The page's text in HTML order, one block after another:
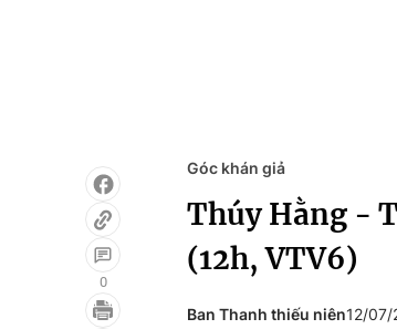
0
Góc khán giả
Thúy Hằng -
(12h, VTV6)
Ban Thanh thiếu niên12/07/